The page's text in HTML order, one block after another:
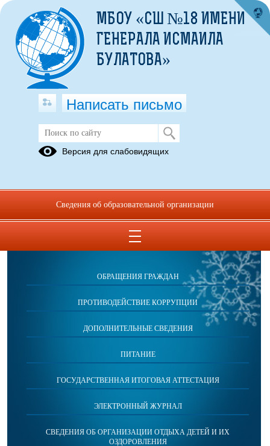
Методические материалы
ОБРАЩЕНИЯ ГРАЖДАН
ПРОТИВОДЕЙСТВИЕ КОРРУПЦИИ
ДОПОЛНИТЕЛЬНЫЕ СВЕДЕНИЯ
ПИТАНИЕ
ГОСУДАРСТВЕННАЯ ИТОГОВАЯ АТТЕСТАЦИЯ
ЭЛЕКТРОННЫЙ ЖУРНАЛ
СВЕДЕНИЯ ОБ ОРГАНИЗАЦИИ ОТДЫХА ДЕТЕЙ И ИХ
ОЗДОРОВЛЕНИЯ
МБОУ «СШ №18 ИМЕНИ
ГЕНЕРАЛА ИСМАИЛА
БУЛАТОВА»
Написать письмо
Версия для слабовидящих
Сведения об образовательной организации